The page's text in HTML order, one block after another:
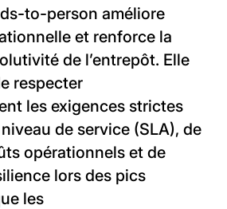
to-person améliore
et renforce la
de l’entrepôt. Elle
respecter
les exigences strictes
de service (SLA), de
opérationnels et de
lors des pics
les